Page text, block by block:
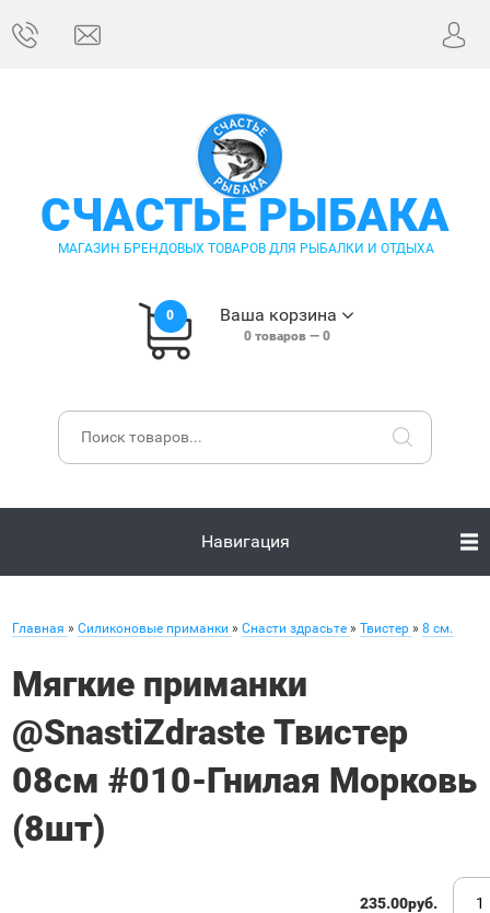
СЧАСТЬЕ РЫБАКА
МАГАЗИН БРЕНДОВЫХ ТОВАРОВ ДЛЯ РЫБАЛКИ И ОТДЫХА
0 Ваша корзина
0товаров — 0
Навигация
Главная » Силиконовые приманки » Снасти здрасьте » Твистер » 8 см.
Мягкие приманки
@SnastiZdraste Твистер
08см #010-Гнилая Морковь
(8шт)
235.00руб.